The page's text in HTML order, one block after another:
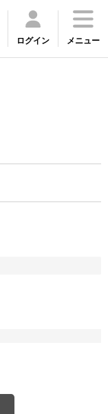
ログイン メニュー